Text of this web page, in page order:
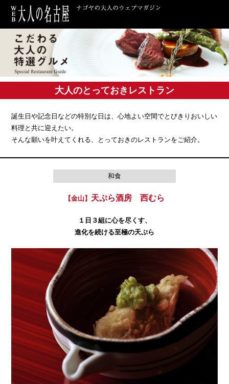
大人のとっておきレストラン
誕生日や記念日などの特別な日は、心地よい空間でとびきりおいしい
料理と共に迎えたい。
そんな願いを叶えてくれる、とっておきのレストランをご紹介。
和食
【金山】 天ぷら酒房 西むら
１日３組に心を尽くす、
進化を続ける至極の天ぷら